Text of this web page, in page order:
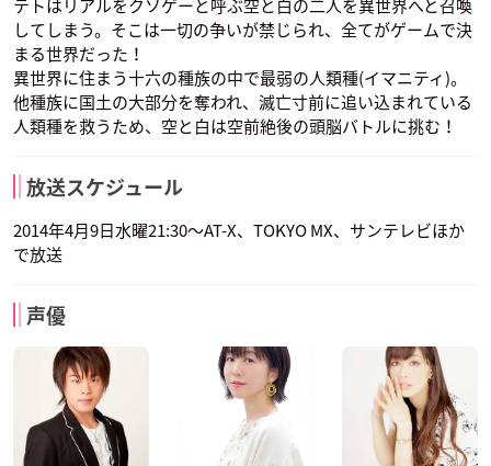
テトはリアルをクソゲーと呼ぶ空と白の二人を異世界へと召喚
してしまう。そこは一切の争いが禁じられ、全てがゲームで決
まる世界だった！
異世界に住まう十六の種族の中で最弱の人類種(イマニティ)。
他種族に国土の大部分を奪われ、滅亡寸前に追い込まれている
人類種を救うため、空と白は空前絶後の頭脳バトルに挑む！
放送スケジュール
2014年4月9日水曜21:30～AT-X、TOKYO MX、サンテレビほか
で放送
声優